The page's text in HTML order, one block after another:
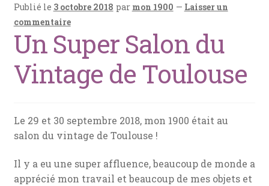
k p
Publié le 3 octobre 2018 par mon 1900 — Laisser un
commentaire
Un Super Salon du
Vintage de Toulouse
Le 29 et 30 septembre 2018, mon 1900 était au
salon du vintage de Toulouse !
Il y a eu une super affluence, beaucoup de monde a
apprécié mon travail et beaucoup de mes objets et